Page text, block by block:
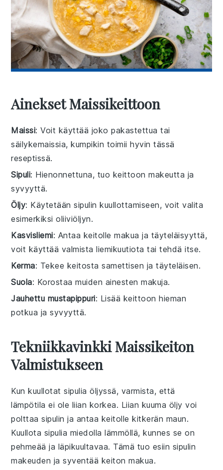
Ainekset Maissikeittoon
Maissi: Voit käyttää joko pakastettua tai
säilykemaissia, kumpikin toimii hyvin tässä
reseptissä.
Sipuli: Hienonnettuna, tuo keittoon makeutta ja
syvyyttä.
Öljy: Käytetään sipulin kuullottamiseen, voit valita
esimerkiksi oliiviöljyn.
Kasvisliemi: Antaa keitolle makua ja täyteläisyyttä,
voit käyttää valmista liemikuutiota tai tehdä itse.
Kerma: Tekee keitosta samettisen ja täyteläisen.
Suola: Korostaa muiden ainesten makuja.
Jauhettu mustapippuri: Lisää keittoon hieman
potkua ja syvyyttä.
Tekniikkavinkki Maissikeiton
Valmistukseen
Kun kuullotatsipulia öljyssä, varmista, että
lämpötila ei ole liian korkea. Liian kuuma öljy voi
polttaa sipulin ja antaa keitolle kitkerän maun.
Kuullota sipulia miedolla lämmöllä, kunnes se on
pehmeää ja läpikuultavaa. Tämä tuo esiin sipulin
makeuden ja syventää keiton makua.